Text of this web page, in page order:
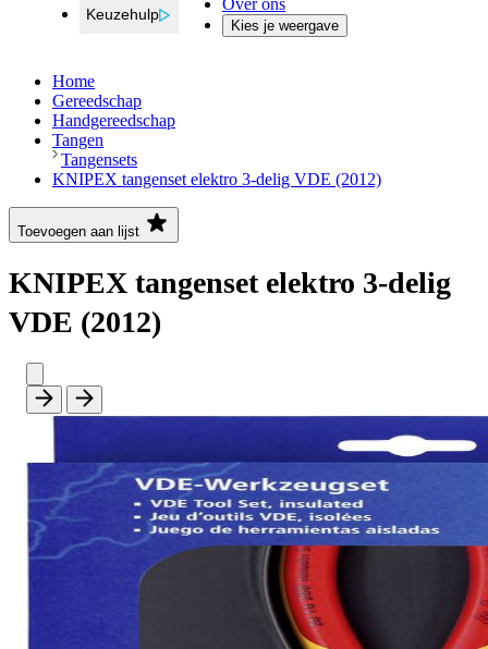
Keuzehulp
Over ons
Kies je weergave
Home
Gereedschap
Handgereedschap
Tangen
Tangensets
KNIPEX tangenset elektro 3-delig VDE (2012)
Toevoegen aan lijst
KNIPEX tangenset elektro 3-delig
VDE (2012)